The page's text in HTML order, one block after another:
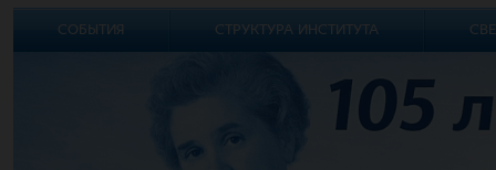
СОБЫТИЯ СТРУКТУРА ИНСТИТУТА